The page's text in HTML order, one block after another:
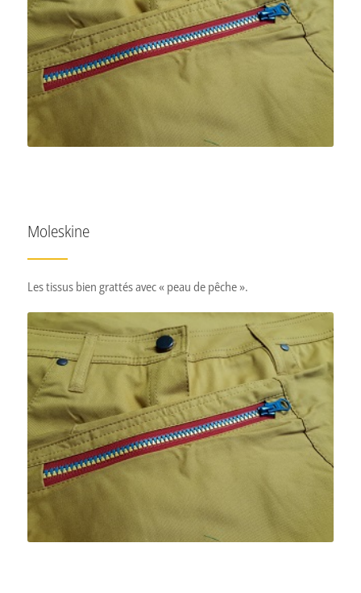
Les tissus en stretch, chaine et trame.
Moleskine
Les tissus bien grattés avec « peau de pêche ».